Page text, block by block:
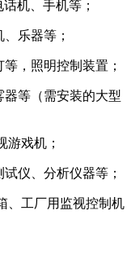
机、手机等；
乐器等；
，照明控制装置；
等（需安装的大型
游戏机；
仪、分析仪器等；
、工厂用监视控制机